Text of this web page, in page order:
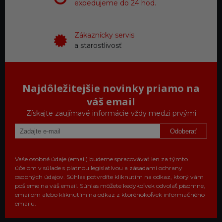
expedujeme do 24 hod.
Zákaznícky servis
a starostlivosť
Najdôležitejšie novinky priamo na
váš email
Získajte zaujímavé informácie vždy medzi prvými
Odoberať
Vaše osobné údaje (email) budeme spracovávať len za týmto
účelom v súlade s platnou legislatívou a zásadami ochrany
osobných údajov. Súhlas potvrdíte kliknutím na odkaz, ktorý vám
pošleme na váš email. Súhlas môžete kedykoľvek odvolať písomne,
emailom alebo kliknutím na odkaz z ktoréhokoľvek informačného
emailu.